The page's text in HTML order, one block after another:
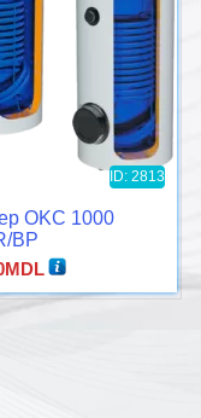
ID: 2813
OKC 1000
BP
MDL